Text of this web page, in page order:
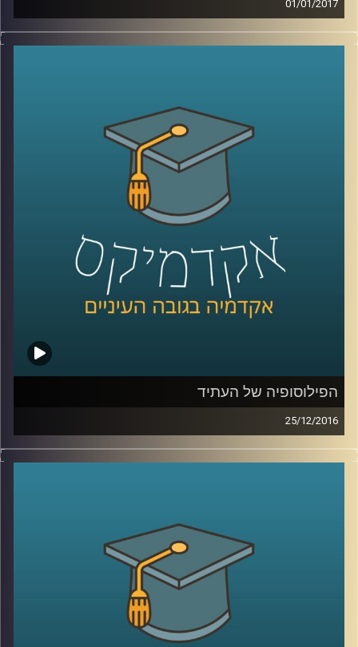
01/01/2017
הדרך של האנושות אל החלל לא היתה פשוטה,
המדע ואל פעילות אסטרונאוטית ארוכה
ומפרכת אף יותר. דוקטור דגנית פייקובסקי
מספרת על שכבות הקושי הנוספות איתן
התמודדו נשים שרצו להשתלב בחקר החלל
ובטיסות מאוישות לחלל. האם חל שיפור
בתחום? תלוי את מי נשאל. גם לנו כחברה יש
מה לעשות כדי להסליל פחות ולהשרות תחושת
מסוגלות בקרב מגדרים שונים ומגזרים שונים
קרדיט תמונות:AudioVersity
הפילוסופיה של העתיד
25/12/2016
פילוסופיה היא תחום מחקר חכם, שמספק כלים ונתיבים
לחשוב בעזרתם על סוגיות מורכבות. אושי שהם קראוס,
עוזרות לנו להרהר במה שיקרה בעתיד בהיבטים כלכליים,
מדיניים, מוסריים ואחרים. הפילוסופיה היא המקום הפתוח
שמאפשר לחשוב בלי מסגרות, להלך בין קירות שבורים ולנסות
לבנות מהם את הלא נודע. מוזמנים ומוזמנות להאזין ולתרגל
AudioVersity